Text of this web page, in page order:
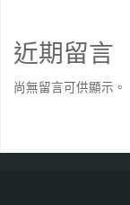
近期留言
尚無留言可供顯示。